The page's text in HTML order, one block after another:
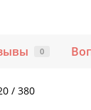
0
/ 380